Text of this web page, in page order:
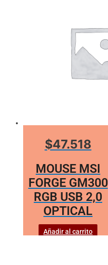
$47.518
MOUSE MSI
FORGE GM300
RGB USB 2,0
OPTICAL
Añadir al carrito